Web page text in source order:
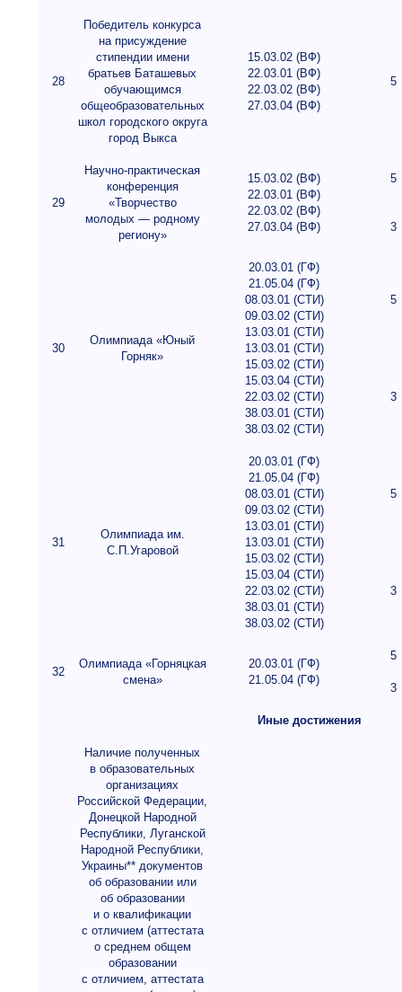
28
Победитель конкурса
на присуждение
стипендии имени
братьев Баташевых
обучающимся
общеобразовательных
школ городского округа
город Выкса
15.03.02 (ВФ)
22.03.01 (ВФ)
22.03.02 (ВФ)
27.03.04 (ВФ)
5
29
Научно-практическая
конференция
«Творчество
молодых — родному
региону»
15.03.02 (ВФ)
22.03.01 (ВФ)
22.03.02 (ВФ)
27.03.04 (ВФ)
5
3
30
Олимпиада «Юный
Горняк»
20.03.01 (ГФ)
21.05.04 (ГФ)
08.03.01 (СТИ)
09.03.02 (СТИ)
13.03.01 (СТИ)
13.03.01 (СТИ)
15.03.02 (СТИ)
15.03.04 (СТИ)
22.03.02 (СТИ)
38.03.01 (СТИ)
38.03.02 (СТИ)
5
3
31
Олимпиада им.
С.П.Угаровой
20.03.01 (ГФ)
21.05.04 (ГФ)
08.03.01 (СТИ)
09.03.02 (СТИ)
13.03.01 (СТИ)
13.03.01 (СТИ)
15.03.02 (СТИ)
15.03.04 (СТИ)
22.03.02 (СТИ)
38.03.01 (СТИ)
38.03.02 (СТИ)
5
3
32
Олимпиада «Горняцкая
смена»
20.03.01 (ГФ)
21.05.04 (ГФ)
5
3
Иные достижения
Наличие полученных
в образовательных
организациях
Российской Федерации,
Донецкой Народной
Республики, Луганской
Народной Республики,
Украины** документов
об образовании или
об образовании
и о квалификации
с отличием (аттестата
о среднем общем
образовании
с отличием, аттестата